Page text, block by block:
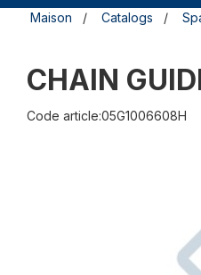
Maison Catalogs
CHAIN
Code article:05G1006608H